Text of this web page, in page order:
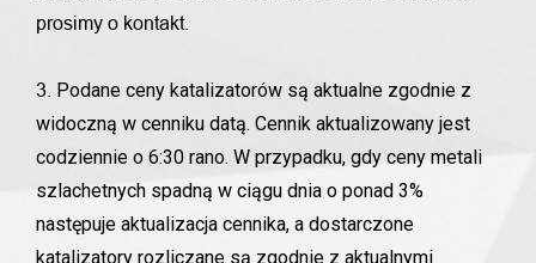
prosimy o kontakt.
3. Podane ceny katalizatorów są aktualne zgodnie z
widoczną w cenniku datą. Cennik aktualizowany jest
codziennie o 6:30 rano. W przypadku, gdy ceny metali
szlachetnych spadną w ciągu dnia o ponad 3%
następuje aktualizacja cennika, a dostarczone
katalizatory rozliczane są zgodnie z aktualnymi